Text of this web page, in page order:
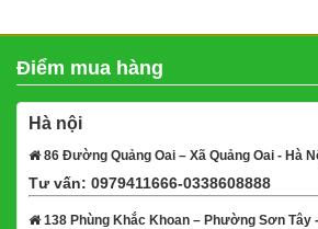
Điểm mua hàng
Hà nội
86 Đường Quảng Oai – Xã Quảng Oai - Hà
Tư vấn: 0979411666-0338608888
138 Phùng Khắc Khoan – Phường Sơn Tây